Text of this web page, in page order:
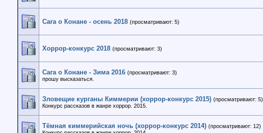
Сага о Конане - осень 2018 (просматривают: 5)
Хоррор-конкурс 2018 (просматривают: 3)
Сага о Конане - Зима 2016 (просматривают: 3)
прошу высказаться.
Зловещие курганы Киммерии (хоррор-конкурс 2015) (просматривают: 5)
Конкурс рассказов в жанре хоррор. 2015.
Тёмная киммерийская ночь (хоррор-конкурс 2014) (просматривают: 12)